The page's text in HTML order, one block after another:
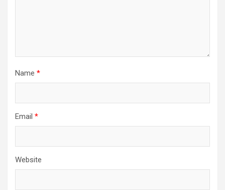
Name *
Email *
Website